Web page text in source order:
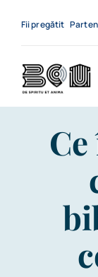
Fii pregătit
Evenimente